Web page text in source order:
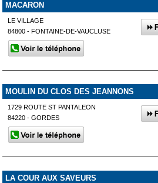
MACARON
LE VILLAGE
84800 - FONTAINE-DE-VAUCLUSE
MOULIN DU CLOS DES JEANNONS
1729 ROUTE ST PANTALEON
84220 - GORDES
LA COUR AUX SAVEURS